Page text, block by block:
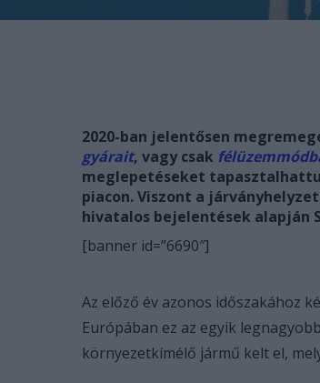
2020-ban jelentősen
gyárait, vagy csak
meglepetéseket
piacon. Viszont a
hivatalos bejelentések alapján
[banner id=”6690″]
Az előző év azonos időszakához
Európában ez az egyik
környezetkímélő jármű kelt el,